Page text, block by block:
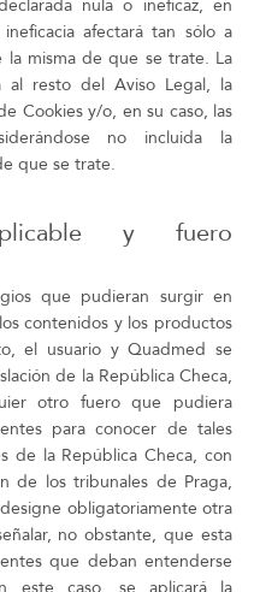
nula o ineficaz, en
afectará tan sólo a
misma de que se trate. La
al resto del Aviso Legal, la
Cookies y/o, en su caso, las
no incluida la
que se trate.
y fuero
que pudieran surgir en
contenidos y los productos
el usuario y Quadmed se
de la República Checa,
otro fuero que pudiera
para conocer de tales
de la República Checa, con
de los tribunales de Praga,
obligatoriamente otra
no obstante, que esta
que deban entenderse